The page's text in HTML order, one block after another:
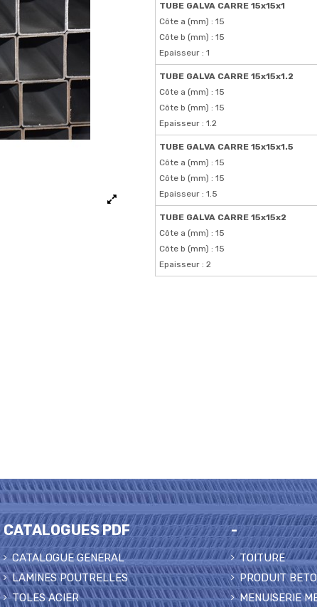
TUBE GALVA CARRE 15x15x1
Côte a (mm) : 15
Côte b (mm) : 15
Epaisseur : 1
TUBE GALVA CARRE 15x15x1.2
Côte a (mm) : 15
Côte b (mm) : 15
Epaisseur : 1.2
TUBE GALVA CARRE 15x15x1.5
Côte a (mm) : 15
Côte b (mm) : 15
Epaisseur : 1.5
TUBE GALVA CARRE 15x15x2
Côte a (mm) : 15
Côte b (mm) : 15
Epaisseur : 2
CATALOGUES PDF
CATALOGUE GENERAL
LAMINES POUTRELLES
TOLES ACIER
-
TOITURE
PRODUIT
MENUISERIE